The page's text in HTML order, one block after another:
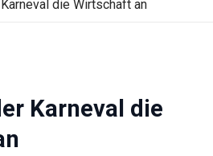
die Wirtschaft an
Karneval die